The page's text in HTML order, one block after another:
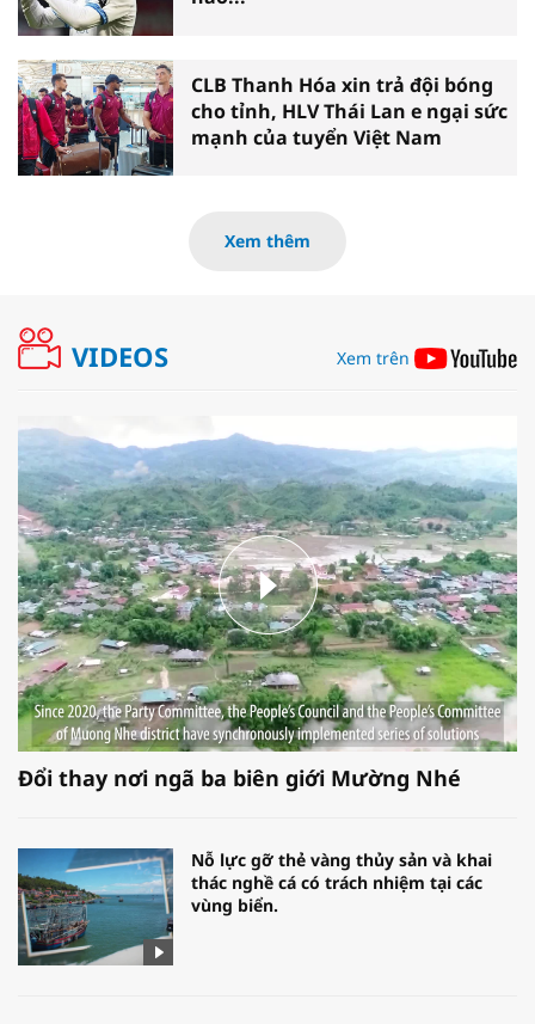
CLB Thanh Hóa xin trả đội bóng
cho tỉnh, HLV Thái Lan e ngại sức
mạnh của tuyển Việt Nam
Xem thêm
VIDEOS Xem trên
Đổi thay nơi ngã ba biên giới Mường Nhé
Nỗ lực gỡ thẻ vàng thủy sản và khai
thác nghề cá có trách nhiệm tại các
vùng biển.